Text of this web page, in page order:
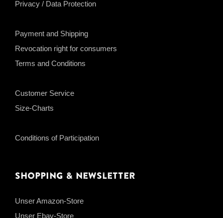
Privacy / Data Protection
Payment and Shipping
Revocation right for consumers
Terms and Conditions
Customer Service
Size-Charts
Conditions of Participation
Shopping & Newsletter
Unser Amazon-Store
Unser Ebay-Store